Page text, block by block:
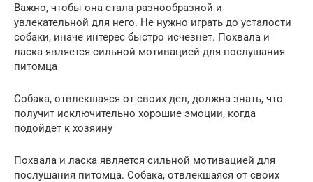
Важно, чтобы она стала разнообразной и
увлекательной для него. Не нужно играть до усталости
собаки, иначе интерес быстро исчезнет. Похвала и
ласка является сильной мотивацией для послушания
питомца
Собака, отвлекшаяся от своих дел, должна знать, что
получит исключительно хорошие эмоции, когда
подойдет к хозяину
Похвала и ласка является сильной мотивацией для
послушания питомца. Собака, отвлекшаяся от своих